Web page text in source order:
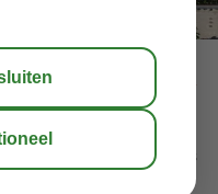
de betere in Torremolinos